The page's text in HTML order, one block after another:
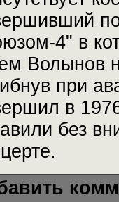
4" в
Волынов
при
в
без